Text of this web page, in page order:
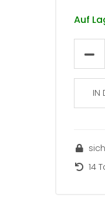
Auf
IN
14